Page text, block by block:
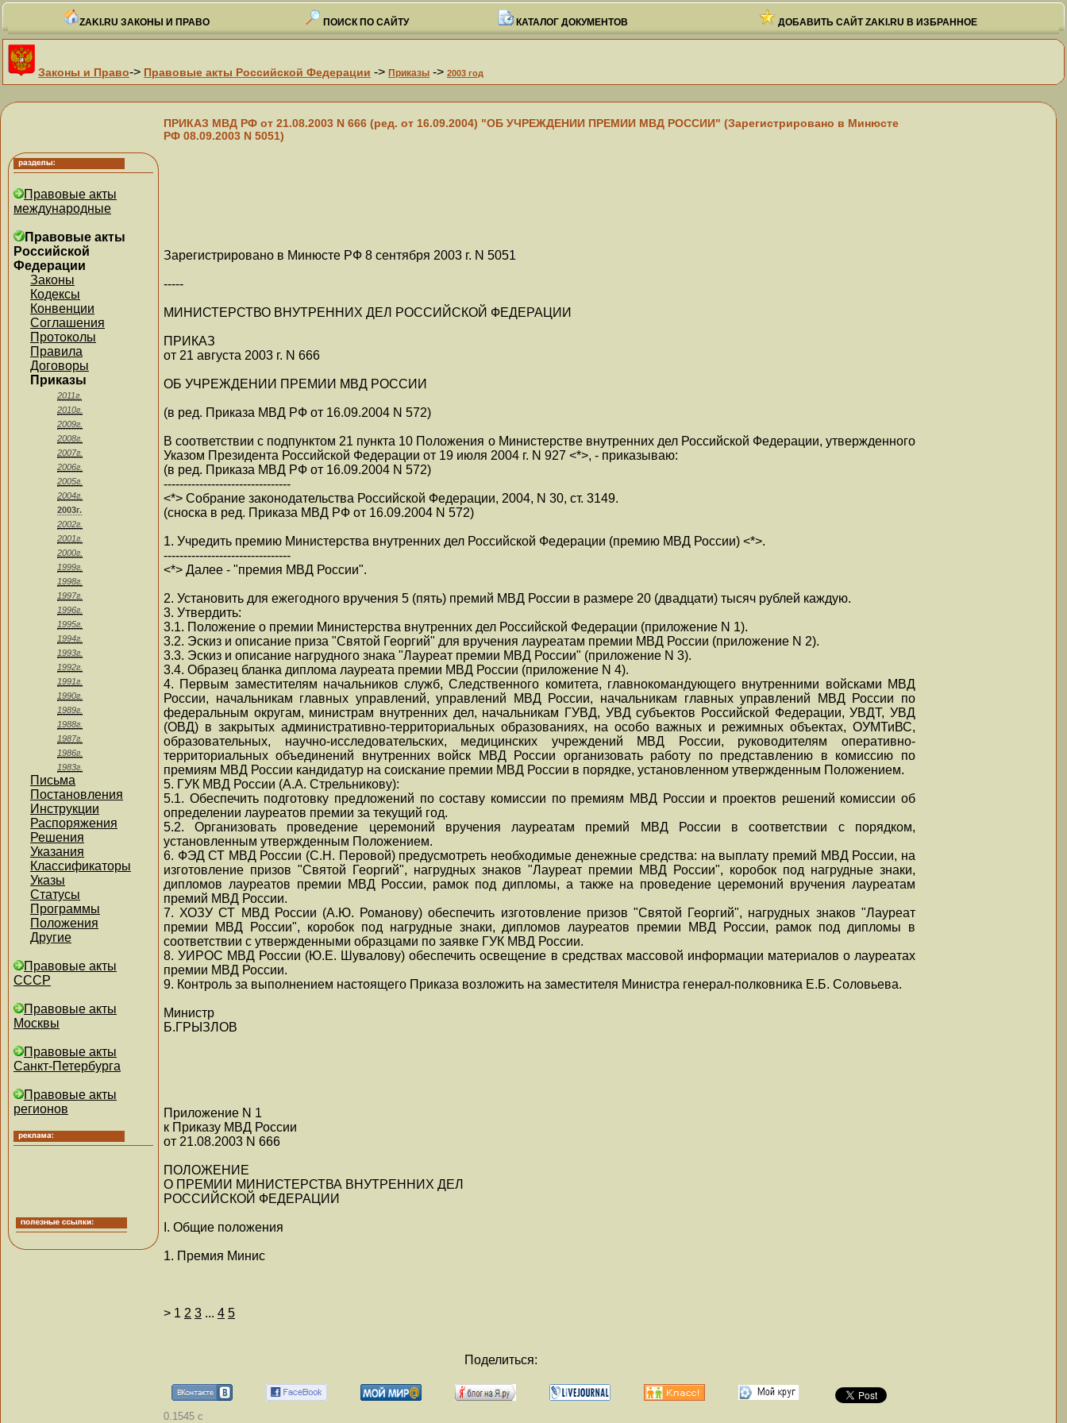
ZAKI.RU ЗАКОНЫ И ПРАВО ПОИСК ПО САЙТУ КАТАЛОГ ДОКУМЕНТОВ ДОБАВИТЬ САЙТ ZAKI.RU В ИЗБРАННОЕ
Законы и Право-> Правовые акты Российской Федерации -> Приказы -> 2003 год
Правовые акты
международные
Правовые акты
Российской
Федерации
Законы
Кодексы
Конвенции
Соглашения
Протоколы
Правила
Договоры
Приказы
2011г.
2010г.
2009г.
2008г.
2007г.
2006г.
2005г.
2004г.
2003г.
2002г.
2001г.
2000г.
1999г.
1998г.
1997г.
1996г.
1995г.
1994г.
1993г.
1992г.
1991г.
1990г.
1989г.
1988г.
1987г.
1986г.
1983г.
Письма
Постановления
Инструкции
Распоряжения
Решения
Указания
Классификаторы
Указы
Статусы
Программы
Положения
Другие
Правовые акты
СССР
Правовые акты
Москвы
Правовые акты
Санкт-Петербурга
Правовые акты
регионов
ПРИКАЗ МВД РФ от 21.08.2003 N 666 (ред. от 16.09.2004) "ОБ УЧРЕЖДЕНИИ ПРЕМИИ МВД РОССИИ" (Зарегистрировано в Минюсте
РФ 08.09.2003 N 5051)
Зарегистрировано в Минюсте РФ 8 сентября 2003 г. N 5051
-----
МИНИСТЕРСТВО ВНУТРЕННИХ ДЕЛ РОССИЙСКОЙ ФЕДЕРАЦИИ
ПРИКАЗ
от 21 августа 2003 г. N 666
ОБ УЧРЕЖДЕНИИ ПРЕМИИ МВД РОССИИ
(в ред. Приказа МВД РФ от 16.09.2004 N 572)
В соответствии с подпунктом 21 пункта 10 Положения о Министерстве внутренних дел Российской Федерации, утвержденного
Указом Президента Российской Федерации от 19 июля 2004 г. N 927 <*>, - приказываю:
(в ред. Приказа МВД РФ от 16.09.2004 N 572)
--------------------------------
<*> Собрание законодательства Российской Федерации, 2004, N 30, ст. 3149.
(сноска в ред. Приказа МВД РФ от 16.09.2004 N 572)
1. Учредить премию Министерства внутренних дел Российской Федерации (премию МВД России) <*>.
--------------------------------
<*> Далее - "премия МВД России".
2. Установить для ежегодного вручения 5 (пять) премий МВД России в размере 20 (двадцати) тысяч рублей каждую.
3. Утвердить:
3.1. Положение о премии Министерства внутренних дел Российской Федерации (приложение N 1).
3.2. Эскиз и описание приза "Святой Георгий" для вручения лауреатам премии МВД России (приложение N 2).
3.3. Эскиз и описание нагрудного знака "Лауреат премии МВД России" (приложение N 3).
3.4. Образец бланка диплома лауреата премии МВД России (приложение N 4).
4. Первым заместителям начальников служб, Следственного комитета, главнокомандующего внутренними войсками МВД
России, начальникам главных управлений, управлений МВД России, начальникам главных управлений МВД России по
федеральным округам, министрам внутренних дел, начальникам ГУВД, УВД субъектов Российской Федерации, УВДТ, УВД
(ОВД) в закрытых административно-территориальных образованиях, на особо важных и режимных объектах, ОУМТиВС,
образовательных, научно-исследовательских, медицинских учреждений МВД России, руководителям оперативно-
территориальных объединений внутренних войск МВД России организовать работу по представлению в комиссию по
премиям МВД России кандидатур на соискание премии МВД России в порядке, установленном утвержденным Положением.
5. ГУК МВД России (А.А. Стрельникову):
5.1. Обеспечить подготовку предложений по составу комиссии по премиям МВД России и проектов решений комиссии об
определении лауреатов премии за текущий год.
5.2. Организовать проведение церемоний вручения лауреатам премий МВД России в соответствии с порядком,
установленным утвержденным Положением.
6. ФЭД СТ МВД России (С.Н. Перовой) предусмотреть необходимые денежные средства: на выплату премий МВД России, на
изготовление призов "Святой Георгий", нагрудных знаков "Лауреат премии МВД России", коробок под нагрудные знаки,
дипломов лауреатов премии МВД России, рамок под дипломы, а также на проведение церемоний вручения лауреатам
премий МВД России.
7. ХОЗУ СТ МВД России (А.Ю. Романову) обеспечить изготовление призов "Святой Георгий", нагрудных знаков "Лауреат
премии МВД России", коробок под нагрудные знаки, дипломов лауреатов премии МВД России, рамок под дипломы в
соответствии с утвержденными образцами по заявке ГУК МВД России.
8. УИРОС МВД России (Ю.Е. Шувалову) обеспечить освещение в средствах массовой информации материалов о лауреатах
премии МВД России.
9. Контроль за выполнением настоящего Приказа возложить на заместителя Министра генерал-полковника Е.Б. Соловьева.
Министр
Б.ГРЫЗЛОВ
Приложение N 1
к Приказу МВД России
от 21.08.2003 N 666
ПОЛОЖЕНИЕ
О ПРЕМИИ МИНИСТЕРСТВА ВНУТРЕННИХ ДЕЛ
РОССИЙСКОЙ ФЕДЕРАЦИИ
I. Общие положения
1. Премия Минис
> 1 2 3 ... 4 5
Поделиться:
0.1545 с